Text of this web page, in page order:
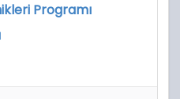
Programı